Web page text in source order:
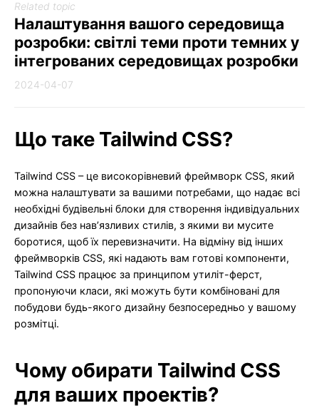
Related topic
Налаштування вашого середовища
розробки: світлі теми проти темних у
інтегрованих середовищах розробки
2024-04-07
Що таке Tailwind CSS?
Tailwind CSS – це високорівневий фреймворк CSS, який
можна налаштувати за вашими потребами, що надає всі
необхідні будівельні блоки для створення індивідуальних
дизайнів без нав’язливих стилів, з якими ви мусите
боротися, щоб їх перевизначити. На відміну від інших
фреймворків CSS, які надають вам готові компоненти,
Tailwind CSS працює за принципом утиліт-ферст,
пропонуючи класи, які можуть бути комбіновані для
побудови будь-якого дизайну безпосередньо у вашому
розмітці.
Чому обирати Tailwind CSS
для ваших проектів?